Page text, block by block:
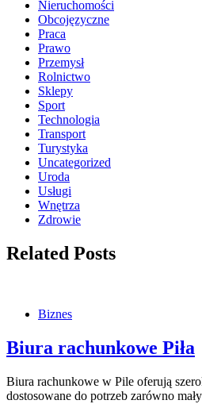
Nieruchomości
Obcojęzyczne
Praca
Prawo
Przemysł
Rolnictwo
Sklepy
Sport
Technologia
Transport
Turystyka
Uncategorized
Uroda
Usługi
Wnętrza
Zdrowie
Related Posts
Biznes
Biura rachunkowe Piła
Biura rachunkowe w Pile oferują
dostosowane do potrzeb zarówno